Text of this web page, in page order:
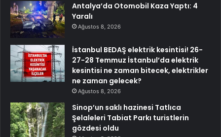
Antalya’da Otomobil Kaza Yaptı: 4
Yaralı
Ağustos 8, 2026
İstanbul BEDAŞ elektrik kesintisi! 26-
27-28 Temmuz İstanbul’da elektrik
kesintisi ne zaman bitecek, elektrikler
ne zaman gelecek?
Ağustos 8, 2026
Sinop’un saklı hazinesi Tatlıca
Şelaleleri Tabiat Parkı turistlerin
gözdesi oldu